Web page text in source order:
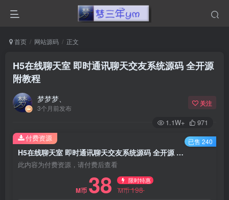
首页 网站源码 正文
H5在线聊天室 即时通讯聊天交友系统源码 全开源
附教程
梦梦梦、
3个月前发布
关注
1.1W+ 971
H5在线聊天室 即时通讯聊天交友系统源码 全开源 附教程
此内容为付费资源，请付费后查看
M币 38 限时特惠
M币198
付费资源 已售 240